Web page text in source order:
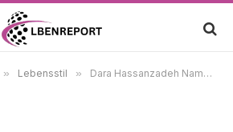
» Lebensstil » Dara Hassanzadeh Name Herkunft – Herkunft, Bedeutung & Hintergrund des ZDF Journalisten